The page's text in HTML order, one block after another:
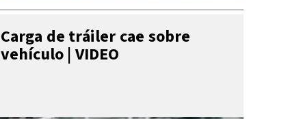
Carga de tráiler cae sobre
vehículo | VIDEO